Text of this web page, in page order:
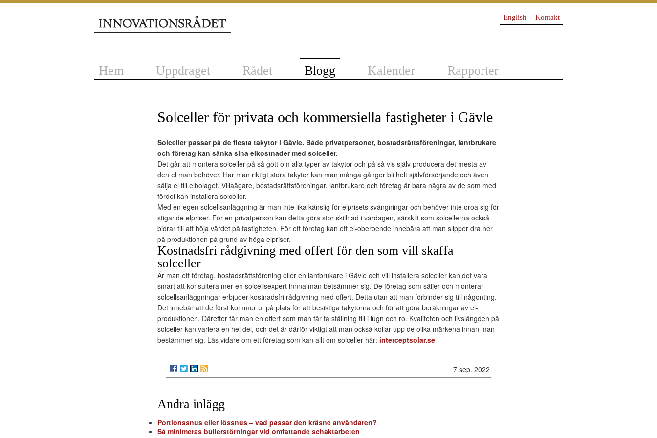
English Kontakt
Hem Uppdraget Rådet Blogg Kalender Rapporter
Solceller för privata och kommersiella fastigheter i Gävle
Solceller passar på de flesta takytor i Gävle. Både privatpersoner, bostadsrättsföreningar, lantbrukare
och företag kan sänka sina elkostnader med solceller.
Det går att montera solceller på så gott om alla typer av takytor och på så vis själv producera det mesta av
den el man behöver. Har man riktigt stora takytor kan man många gånger bli helt självförsörjande och även
sälja el till elbolaget. Villaägare, bostadsrättsföreningar, lantbrukare och företag är bara några av de som med
fördel kan installera solceller.
Med en egen solcellsanläggning är man inte lika känslig för elprisets svängningar och behöver inte oroa sig för
stigande elpriser. För en privatperson kan detta göra stor skillnad i vardagen, särskilt som solcellerna också
bidrar till att höja värdet på fastigheten. För ett företag kan ett el-oberoende innebära att man slipper dra ner
på produktionen på grund av höga elpriser.
Kostnadsfri rådgivning med offert för den som vill skaffa
solceller
Är man ett företag, bostadsrättsförening eller en lantbrukare i Gävle och vill installera solceller kan det vara
smart att konsultera mer en solcellsexpert innna man betsämmer sig. De företag som säljer och monterar
solcellsanläggningar erbjuder kostnadsfri rådgivning med offert. Detta utan att man förbinder sig till någonting.
Det innebär att de först kommer ut på plats för att besiktiga takytorna och för att göra beräkningar av el-
produktionen. Därefter får man en offert som man får ta ställning till i lugn och ro. Kvaliteten och livslängden på
solceller kan variera en hel del, och det är därför viktigt att man också kollar upp de olika märkena innan man
bestämmer sig. Läs vidare om ett företag som kan allt om solceller här: interceptsolar.se
7 sep. 2022
Andra inlägg
Portionssnus eller lössnus – vad passar den kräsne användaren?
Så minimeras bullerstörningar vid omfattande schaktarbeten